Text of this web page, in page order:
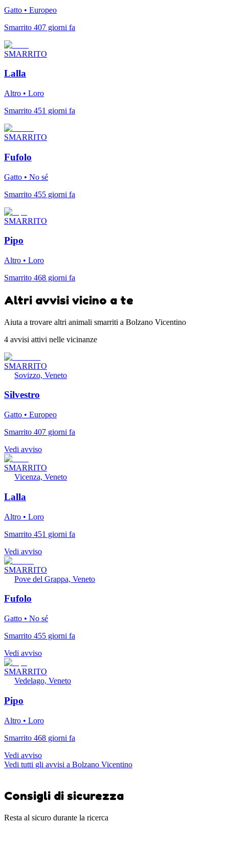
Gatto • Europeo
Smarrito 407 giorni fa
SMARRITO
Lalla
Altro • Loro
Smarrito 451 giorni fa
SMARRITO
Fufolo
Gatto • No sé
Smarrito 455 giorni fa
SMARRITO
Pipo
Altro • Loro
Smarrito 468 giorni fa
Altri avvisi vicino a te
Aiuta a trovare altri animali smarriti a Bolzano Vicentino
4 avvisi attivi nelle vicinanze
SMARRITO
Sovizzo, Veneto
Silvestro
Gatto • Europeo
Smarrito 407 giorni fa
Vedi avviso
SMARRITO
Vicenza, Veneto
Lalla
Altro • Loro
Smarrito 451 giorni fa
Vedi avviso
SMARRITO
Pove del Grappa, Veneto
Fufolo
Gatto • No sé
Smarrito 455 giorni fa
Vedi avviso
SMARRITO
Vedelago, Veneto
Pipo
Altro • Loro
Smarrito 468 giorni fa
Vedi avviso
Vedi tutti gli avvisi a Bolzano Vicentino
Consigli di sicurezza
Resta al sicuro durante la ricerca